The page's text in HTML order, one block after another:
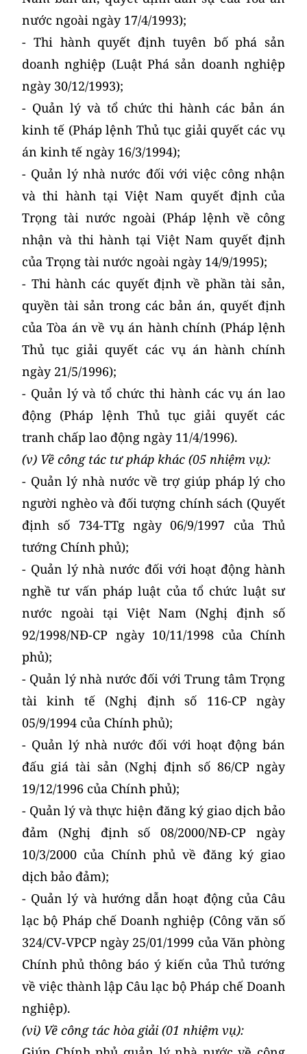
nước ngoài ngày 17/4/1993);
- Thi hành quyết định tuyên bố phá sản
doanh nghiệp (Luật Phá sản doanh nghiệp
ngày 30/12/1993);
- Quản lý và tổ chức thi hành các bản án
kinh tế (Pháp lệnh Thủ tục giải quyết các vụ
án kinh tế ngày 16/3/1994);
- Quản lý nhà nước đối với việc công nhận
và thi hành tại Việt Nam quyết định của
Trọng tài nước ngoài (Pháp lệnh về công
nhận và thi hành tại Việt Nam quyết định
của Trọng tài nước ngoài ngày 14/9/1995);
- Thi hành các quyết định về phần tài sản,
quyền tài sản trong các bản án, quyết định
của Tòa án về vụ án hành chính (Pháp lệnh
Thủ tục giải quyết các vụ án hành chính
ngày 21/5/1996);
- Quản lý và tổ chức thi hành các vụ án lao
động (Pháp lệnh Thủ tục giải quyết các
tranh chấp lao động ngày 11/4/1996).
(v) Về công tác tư pháp khác (05 nhiệm vụ):
- Quản lý nhà nước về trợ giúp pháp lý cho
người nghèo và đối tượng chính sách (Quyết
định số 734-TTg ngày 06/9/1997 của Thủ
tướng Chính phủ);
- Quản lý nhà nước đối với hoạt động hành
nghề tư vấn pháp luật của tổ chức luật sư
nước ngoài tại Việt Nam (Nghị định số
92/1998/NĐ-CP ngày 10/11/1998 của Chính
phủ);
- Quản lý nhà nước đối với Trung tâm Trọng
tài kinh tế (Nghị định số 116-CP ngày
05/9/1994 của Chính phủ);
- Quản lý nhà nước đối với hoạt động bán
đấu giá tài sản (Nghị định số 86/CP ngày
19/12/1996 của Chính phủ);
- Quản lý và thực hiện đăng ký giao dịch bảo
đảm (Nghị định số 08/2000/NĐ-CP ngày
10/3/2000 của Chính phủ về đăng ký giao
dịch bảo đảm);
- Quản lý và hướng dẫn hoạt động của Câu
lạc bộ Pháp chế Doanh nghiệp (Công văn số
324/CV-VPCP ngày 25/01/1999 của Văn phòng
Chính phủ thông báo ý kiến của Thủ tướng
về việc thành lập Câu lạc bộ Pháp chế Doanh
nghiệp).
(vi) Về công tác hòa giải (01 nhiệm vụ):